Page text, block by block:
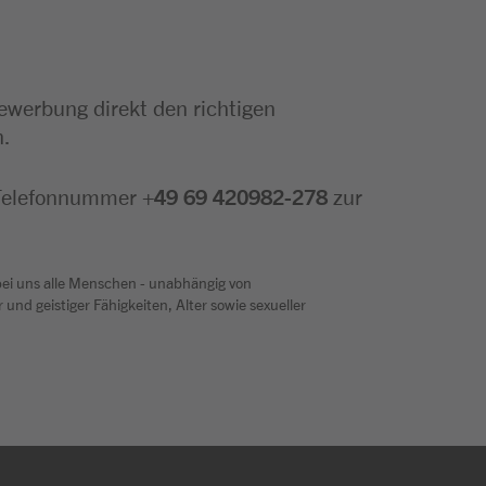
direkt den richtigen
+49 69 420982-278 zur
uns alle Menschen - unabhängig von
geistiger Fähigkeiten, Alter sowie sexueller